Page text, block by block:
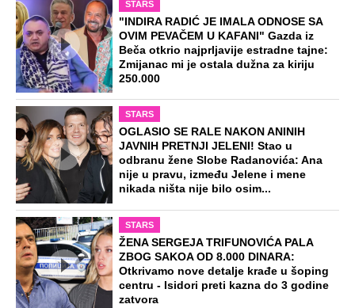
STARS
"INDIRA RADIĆ JE IMALA ODNOSE SA
OVIM PEVAČEM U KAFANI" Gazda iz
Beča otkrio najprljavije estradne tajne:
Zmijanac mi je ostala dužna za kiriju
250.000
STARS
OGLASIO SE RALE NAKON ANINIH
JAVNIH PRETNJI JELENI! Stao u
odbranu žene Slobe Radanovića: Ana
nije u pravu, između Jelene i mene
nikada ništa nije bilo osim...
STARS
ŽENA SERGEJA TRIFUNOVIĆA PALA
ZBOG SAKOA OD 8.000 DINARA:
Otkrivamo nove detalje krađe u šoping
centru - Isidori preti kazna do 3 godine
zatvora